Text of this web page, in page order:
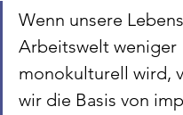
Wenn unsere
Arbeitswelt weniger
monokulturell wird,
wir die Basis von